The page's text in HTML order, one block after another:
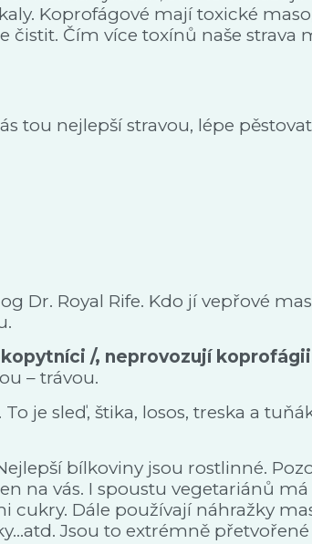
Koprofágové mají toxické
Čím více toxínů naše strava
tou nejlepší stravou, lépe
Dr. Royal Rife. Kdo jí vepřové
/, neprovozují
– trávou.
je sleď, štika, losos, treska a
bílkoviny jsou rostlinné.
na vás. I spoustu vegetariánů
Dále používají náhražky
Jsou to extrémně přetvořené